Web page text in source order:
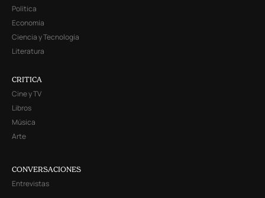
Política
Economía
Ciencia y Tecnología
Literatura
CRITICA
Cine y TV
Libros
Música
Arte
CONVERSACIONES
Entrevistas